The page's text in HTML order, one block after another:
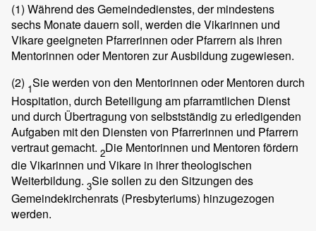
(1) Während des Gemeindedienstes, der mindestens
sechs Monate dauern soll, werden die Vikarinnen und
Vikare geeigneten Pfarrerinnen oder Pfarrern als ihren
Mentorinnen oder Mentoren zur Ausbildung zugewiesen.
(2) 1Sie werden von den Mentorinnen oder Mentoren durch
Hospitation, durch Beteiligung am pfarramtlichen Dienst
und durch Übertragung von selbstständig zu erledigenden
Aufgaben mit den Diensten von Pfarrerinnen und Pfarrern
vertraut gemacht. 2Die Mentorinnen und Mentoren fördern
die Vikarinnen und Vikare in ihrer theologischen
Weiterbildung. 3Sie sollen zu den Sitzungen des
Gemeindekirchenrats (Presbyteriums) hinzugezogen
werden.